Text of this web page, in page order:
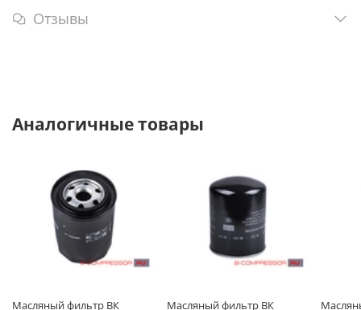
Отзывы
Аналогичные товары
Масляный фильтр ВК
Масляный фильтр ВК